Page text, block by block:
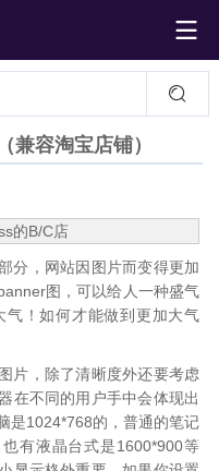

兼容淘宝店铺）
的B/C店
分，网站因图片而变得更加
图，可以给人一种盛气
！如何才能做到更加大气
片，除了清晰度外还要考虑
在不同的用户手中会体现出
是1024*768的，普通的笔记
有液晶台式是1600*900等